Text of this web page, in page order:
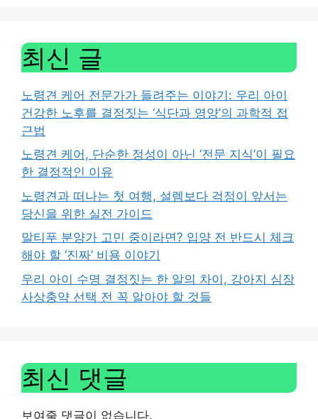
최신 글
노령견 케어 전문가가 들려주는 이야기: 우리 아이
건강한 노후를 결정짓는 ‘식단과 영양’의 과학적 접
근법
노령견 케어, 단순한 정성이 아닌 ‘전문 지식’이 필요
한 결정적인 이유
노령견과 떠나는 첫 여행, 설렘보다 걱정이 앞서는
당신을 위한 실전 가이드
말티푸 분양가 고민 중이라면? 입양 전 반드시 체크
해야 할 ‘진짜’ 비용 이야기
우리 아이 수명 결정짓는 한 알의 차이, 강아지 심장
사상충약 선택 전 꼭 알아야 할 것들
최신 댓글
보여줄 댓글이 없습니다.